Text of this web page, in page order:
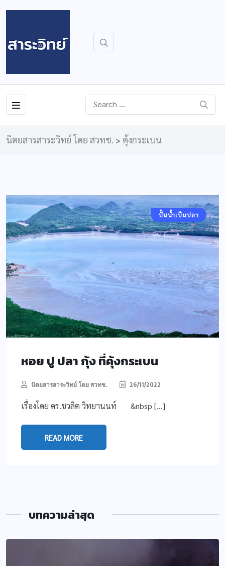
นิตยสารสาระวิทย์ โดย สวทช. > คุ้งกระเบน
คอลัมน์ประจำ
ปั้นน้ำเป็นปลา
หอย ปู ปลา กุ้ง ที่คุ้งกระเบน
นิตยสารสาระวิทย์ โดย สวทช. 26/11/2022
เรื่องโดย ดร.ชวลิต วิทยานนท์ &nbsp […]
READ MORE
บทความล่าสุด